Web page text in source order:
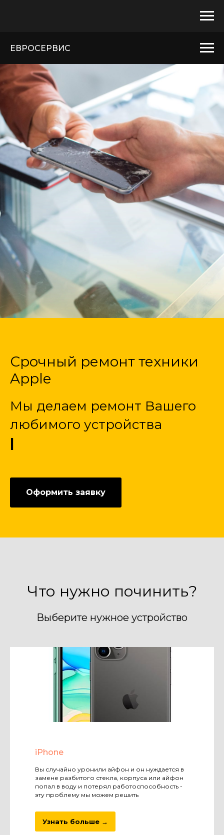
ЕВРОСЕРВИС
Срочный ремонт техники
Apple
Мы делаем ремонт Вашего
любимого устройства
|
Оформить заявку
Что нужно починить?
Выберите нужное устройство
iPhone
Вы случайно уронили айфон и он нуждается в
замене разбитого стекла, корпуса или айфон
попал в воду и потерял работоспособность -
эту проблему мы можем решить
Узнать больше →